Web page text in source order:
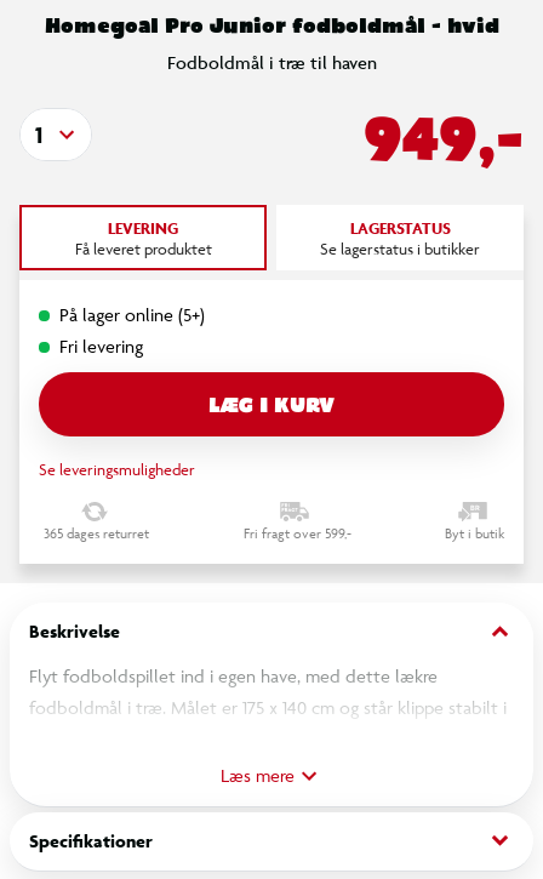
Homegoal Pro Junior fodboldmål - hvid
Fodboldmål i træ til haven
949,-
1
LEVERING
Få leveret produktet
LAGERSTATUS
Se lagerstatus i butikker
På lager online (5+)
Fri levering
LÆG I KURV
Se leveringsmuligheder
365 dages returret Fri fragt over 599,- Byt i butik
Beskrivelse keyboard_arrow_down
Flyt fodboldspillet ind i egen have, med dette lækre
fodboldmål i træ. Målet er 175 x 140 cm og står klippe stabilt i
Fodboldmålet er i massivt fyrretræ som er særdeles
modstandsdygtigt overfor vind og vejr, og nettet er med en
trådtykkelse på 3 mm, blandt markedets kraftigste. Målet er
Læs mere
Specifikationer keyboard_arrow_down